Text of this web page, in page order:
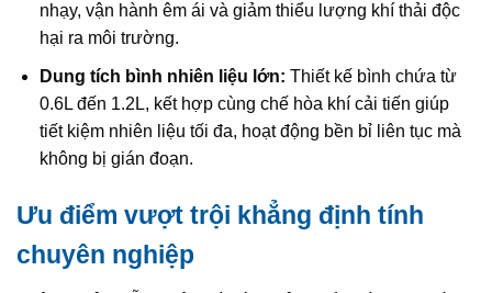
nhạy, vận hành êm ái và giảm thiểu lượng khí thải độc
hại ra môi trường.
Dung tích bình nhiên liệu lớn: Thiết kế bình chứa từ
0.6L đến 1.2L, kết hợp cùng chế hòa khí cải tiến giúp
tiết kiệm nhiên liệu tối đa, hoạt động bền bỉ liên tục mà
không bị gián đoạn.
Ưu điểm vượt trội khẳng định tính
chuyên nghiệp